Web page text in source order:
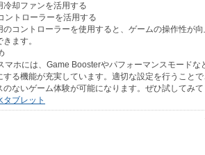
冷却ファンを活用する
ントローラーを活用する
のコントローラーを使用すると、ゲームの操作性が
ます。
マホには、Game Boosterやパフォーマンスモードな
する機能が充実しています。適切な設定を行うこと
のないゲーム体験が可能になります。ぜひ試してみ
タブレット